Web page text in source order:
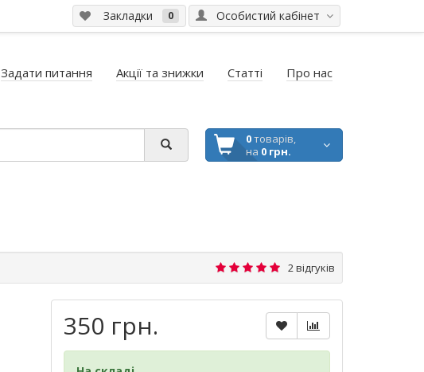
Особистий кабінет
Закладки 0
Задати питання Акції та знижки Статті Про нас
0товарів,
на 0 грн.
2 відгуків
350 грн.